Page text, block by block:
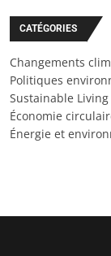
CATÉGORIES
Changements
Politiques
Sustainable Living
Économie
Énergie et